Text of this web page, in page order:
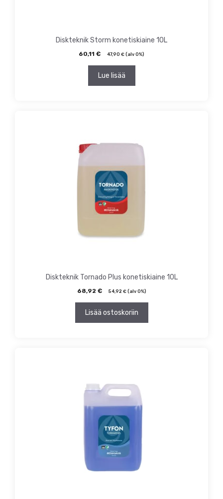
Diskteknik Storm konetiskiaine 10L
60,11 € 47,90 € (alv 0%)
Lue lisää
Diskteknik Tornado Plus konetiskiaine 10L
68,92 € 54,92 €(alv 0%)
Lisää ostoskoriin